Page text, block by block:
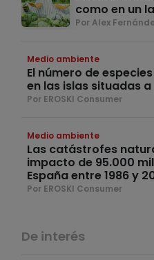
como en un
Por Alex
Medio ambiente
El número de
en las islas situadas
Por EROSKI Consumer
Medio ambiente
Las catástrofes
impacto de 95.000
España entre 1986 y
Por EROSKI Consumer
De interés